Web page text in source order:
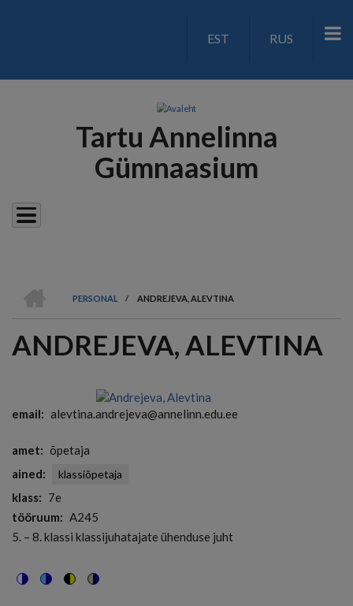
LANGUAGE
EST RUS
Tartu Annelinna
Gümnaasium
LEIVAPURU
PERSONAL
/ ANDREJEVA, ALEVTINA
ANDREJEVA, ALEVTINA
email alevtina.andrejeva@annelinn.edu.ee
amet
õpetaja
ained
klassiõpetaja
klass
7e
tööruum
A245
5. – 8. klassi klassijuhatajate ühenduse juht